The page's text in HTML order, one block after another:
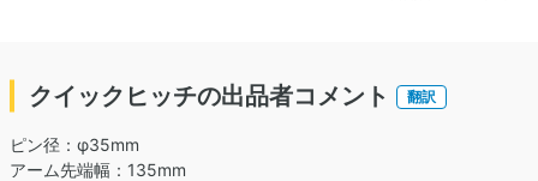
クイックヒッチの出品者コメント 翻訳
ピン径：φ35mm
アーム先端幅：135mm